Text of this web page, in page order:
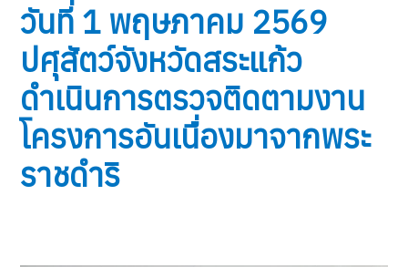
วันที่ 1 พฤษภาคม 2569
ปศุสัตว์จังหวัดสระแก้ว
ดำเนินการตรวจติดตามงาน
โครงการอันเนื่องมาจากพระ
ราชดำริ